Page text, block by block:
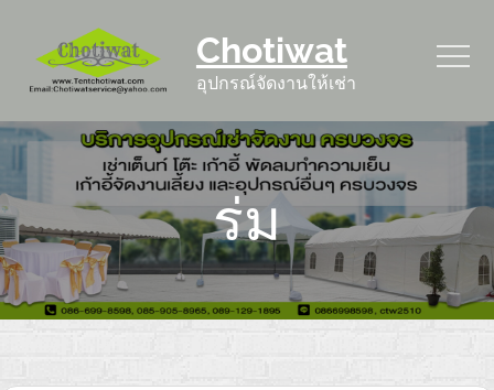
content
Chotiwat
อุปกรณ์จัดงานให้เช่า
ร่ม